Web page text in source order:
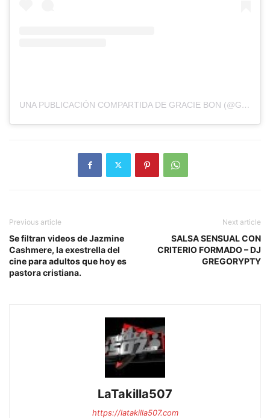
UNA PUBLICACIÓN COMPARTIDA DE GRACIE BON (@GRACIEBON)
Previous article
Se filtran videos de Jazmine
Cashmere, la exestrella del
cine para adultos que hoy es
pastora cristiana.
Next article
SALSA SENSUAL CON
CRITERIO FORMADO – DJ
GREGORYPTY
LaTakilla507
https://latakilla507.com